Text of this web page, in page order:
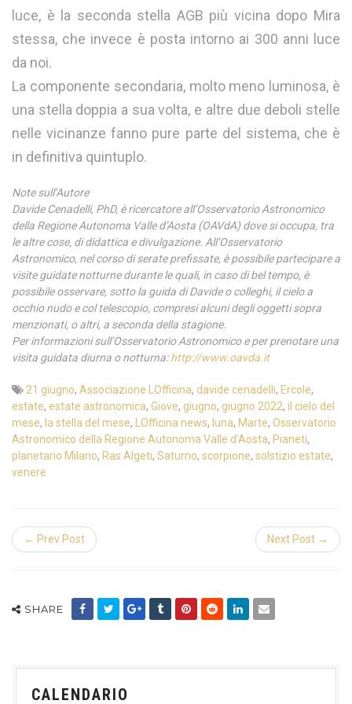
luce, è la seconda stella AGB più vicina dopo Mira
stessa, che invece è posta intorno ai 300 anni luce
da noi.
La componente secondaria, molto meno luminosa, è
una stella doppia a sua volta, e altre due deboli stelle
nelle vicinanze fanno pure parte del sistema, che è
in definitiva quintuplo.
Note sull’Autore
Davide Cenadelli, PhD, è ricercatore all’Osservatorio Astronomico
della Regione Autonoma Valle d’Aosta (OAVdA) dove si occupa, tra
le altre cose, di didattica e divulgazione. All’Osservatorio
Astronomico, nel corso di serate prefissate, è possibile partecipare a
visite guidate notturne durante le quali, in caso di bel tempo, è
possibile osservare, sotto la guida di Davide o colleghi, il cielo a
occhio nudo e col telescopio, compresi alcuni degli oggetti sopra
menzionati, o altri, a seconda della stagione.
Per informazioni sull’Osservatorio Astronomico e per prenotare una
visita guidata diurna o notturna:http://www.oavda.it
21 giugno, Associazione LOfficina, davide cenadelli, Ercole,
estate, estate astronomica, Giove, giugno, giugno 2022, il cielo del
mese, la stella del mese, LOfficina news, luna, Marte, Osservatorio
Astronomico della Regione Autonoma Valle d’Aosta, Pianeti,
planetario Milano, Ras Algeti, Saturno, scorpione, solstizio estate,
venere
← Prev Post Next Post →
SHARE
CALENDARIO